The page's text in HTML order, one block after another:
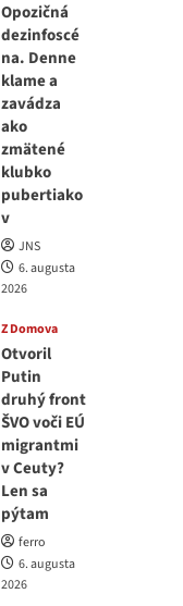
Opozičná
dezinfoscé
na. Denne
klame a
zavádza
ako
zmätené
klubko
pubertiako
v
JNS
6. augusta
2026
Z Domova
Otvoril
Putin
druhý front
ŠVO voči EÚ
migrantmi
v Ceuty?
Len sa
pýtam
ferro
6. augusta
2026